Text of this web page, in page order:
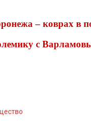
– коврах в
с